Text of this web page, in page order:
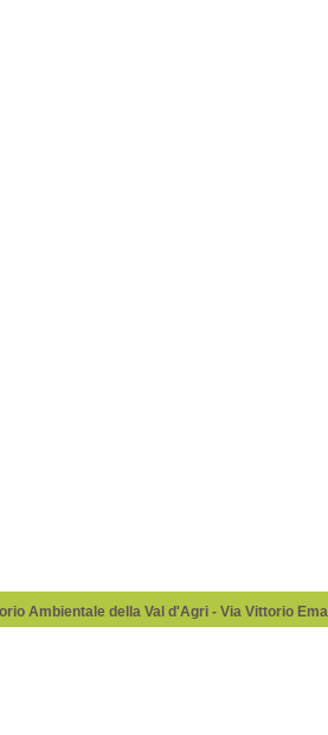
Ambientale della Val d'Agri - Via Vittorio